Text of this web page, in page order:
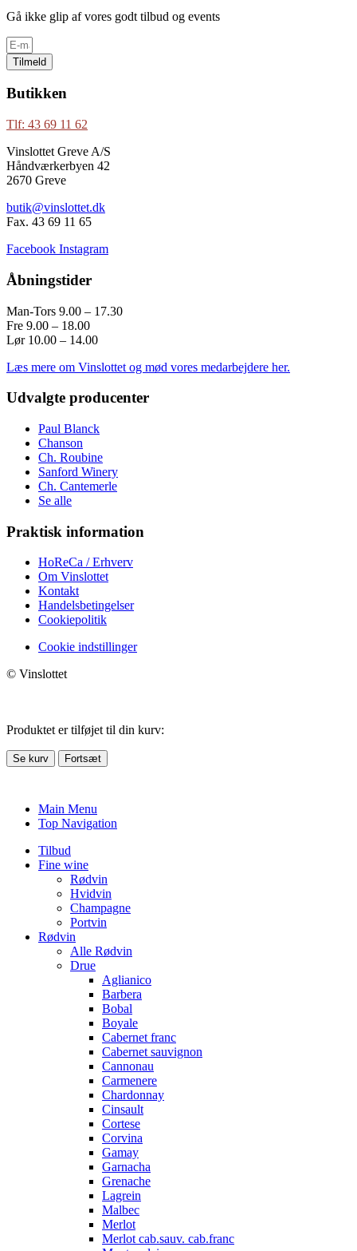
Gå ikke glip af vores godt tilbud og events
Tilmeld
Butikken
Tlf: 43 69 11 62
Vinslottet Greve A/S
Håndværkerbyen 42
2670 Greve
butik@vinslottet.dk
Fax. 43 69 11 65
Facebook Instagram
Åbningstider
Man-Tors 9.00 – 17.30
Fre 9.00 – 18.00
Lør 10.00 – 14.00
Læs mere om Vinslottet og mød vores medarbejdere her.
Udvalgte producenter
Paul Blanck
Chanson
Ch. Roubine
Sanford Winery
Ch. Cantemerle
Se alle
Praktisk information
HoReCa / Erhverv
Om Vinslottet
Kontakt
Handelsbetingelser
Cookiepolitik
Cookie indstillinger
© Vinslottet
Produktet er tilføjet til din kurv:
Se kurv Fortsæt
Main Menu
Top Navigation
Tilbud
Fine wine
Rødvin
Hvidvin
Champagne
Portvin
Rødvin
Alle Rødvin
Drue
Aglianico
Barbera
Bobal
Boyale
Cabernet franc
Cabernet sauvignon
Cannonau
Carmenere
Chardonnay
Cinsault
Cortese
Corvina
Gamay
Garnacha
Grenache
Lagrein
Malbec
Merlot
Merlot cab.sauv. cab.franc